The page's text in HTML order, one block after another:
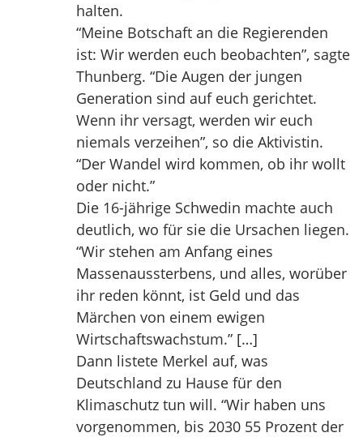
halten.
“Meine Botschaft an die Regierenden
ist: Wir werden euch beobachten”, sagte
Thunberg. “Die Augen der jungen
Generation sind auf euch gerichtet.
Wenn ihr versagt, werden wir euch
niemals verzeihen”, so die Aktivistin.
“Der Wandel wird kommen, ob ihr wollt
oder nicht.”
Die 16-jährige Schwedin machte auch
deutlich, wo für sie die Ursachen liegen.
“Wir stehen am Anfang eines
Massenaussterbens, und alles, worüber
ihr reden könnt, ist Geld und das
Märchen von einem ewigen
Wirtschaftswachstum.” […]
Dann listete Merkel auf, was
Deutschland zu Hause für den
Klimaschutz tun will. “Wir haben uns
vorgenommen, bis 2030 55 Prozent der